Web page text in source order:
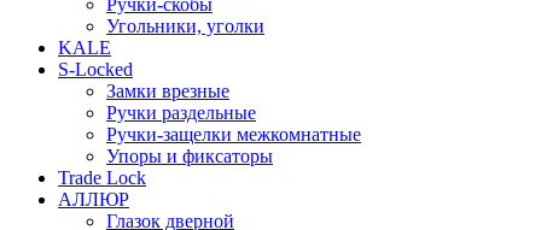
Угольники, уголки
KALE
S-Locked
Замки врезные
Ручки раздельные
Ручки-защелки межкомнатные
Упоры и фиксаторы
Trade Lock
АЛЛЮР
Глазок дверной